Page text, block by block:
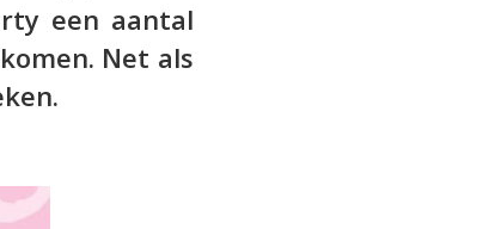
een aantal
Net als